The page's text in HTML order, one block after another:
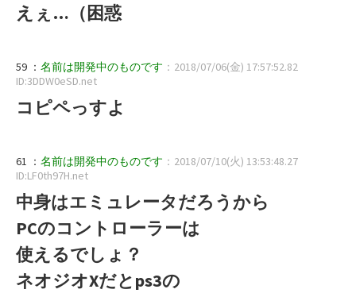
えぇ…（困惑
59 ： 名前は開発中のものです ：2018/07/06(金) 17:57:52.82
ID:3DDW0eSD.net
コピペっすよ
61 ： 名前は開発中のものです ：2018/07/10(火) 13:53:48.27
ID:LF0th97H.net
中身はエミュレータだろうから
PCのコントローラーは
使えるでしょ？
ネオジオXだとps3の